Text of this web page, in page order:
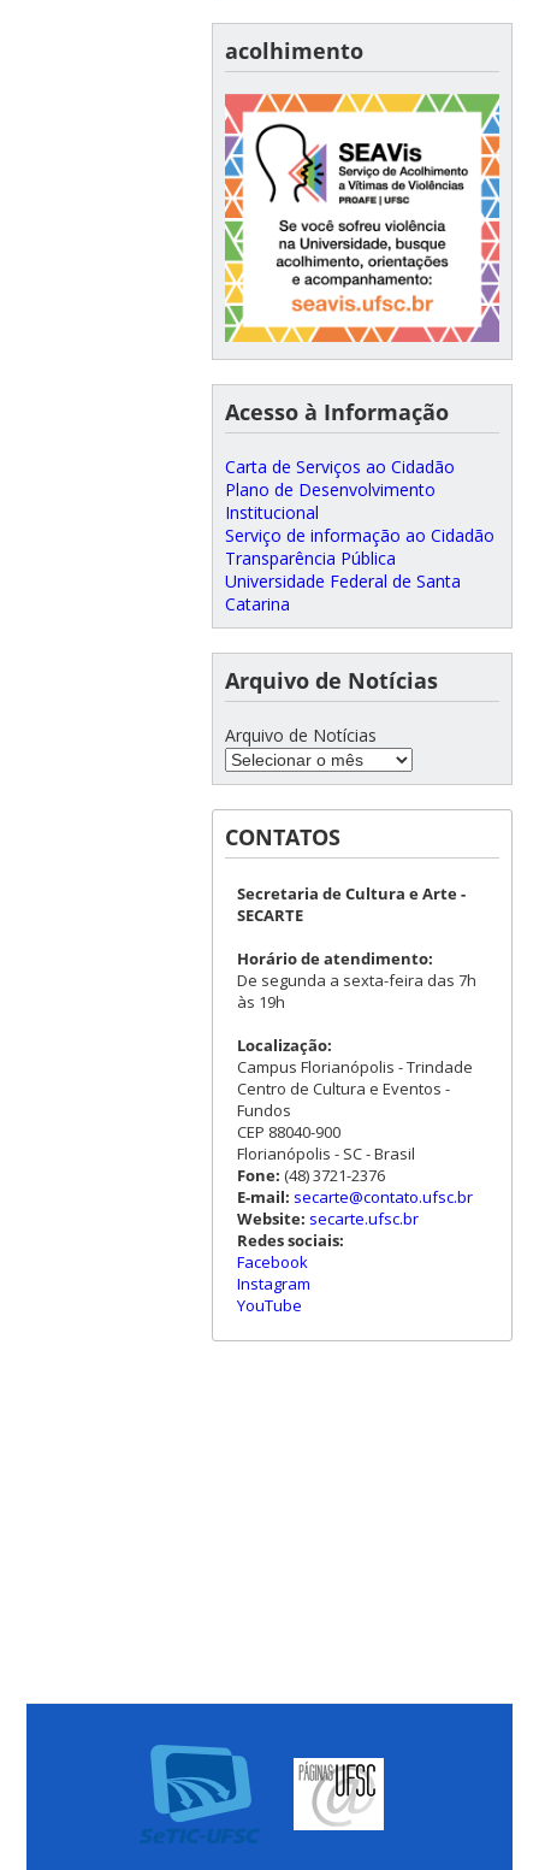
acolhimento
Acesso à Informação
Carta de Serviços ao Cidadão
Plano de Desenvolvimento
Institucional
Serviço de informação ao Cidadão
Transparência Pública
Universidade Federal de Santa
Catarina
Arquivo de Notícias
Arquivo de Notícias
CONTATOS
Secretaria de Cultura e Arte -
SECARTE
Horário de atendimento:
De segunda a sexta-feira das 7h
às 19h
Localização:
Campus Florianópolis - Trindade
Centro de Cultura e Eventos -
Fundos
CEP 88040-900
Florianópolis - SC - Brasil
Fone: (48) 3721-2376
E-mail: secarte@contato.ufsc.br
Website: secarte.ufsc.br
Redes sociais:
Facebook
Instagram
YouTube